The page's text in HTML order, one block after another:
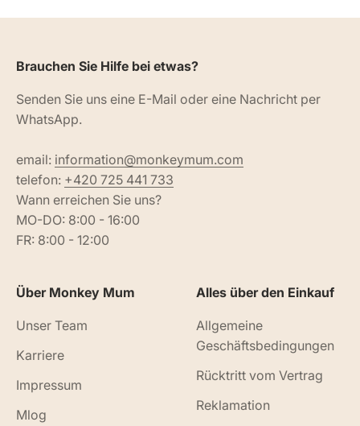
Brauchen Sie Hilfe bei etwas?
Senden Sie uns eine E-Mail oder eine Nachricht per
WhatsApp.
email: information@monkeymum.com
telefon: +420 725 441 733
Wann erreichen Sie uns?
MO-DO: 8:00 - 16:00
FR: 8:00 - 12:00
Über Monkey Mum
Unser Team
Karriere
Impressum
Mlog
Alles über den Einkauf
Allgemeine
Geschäftsbedingungen
Rücktritt vom Vertrag
Reklamation